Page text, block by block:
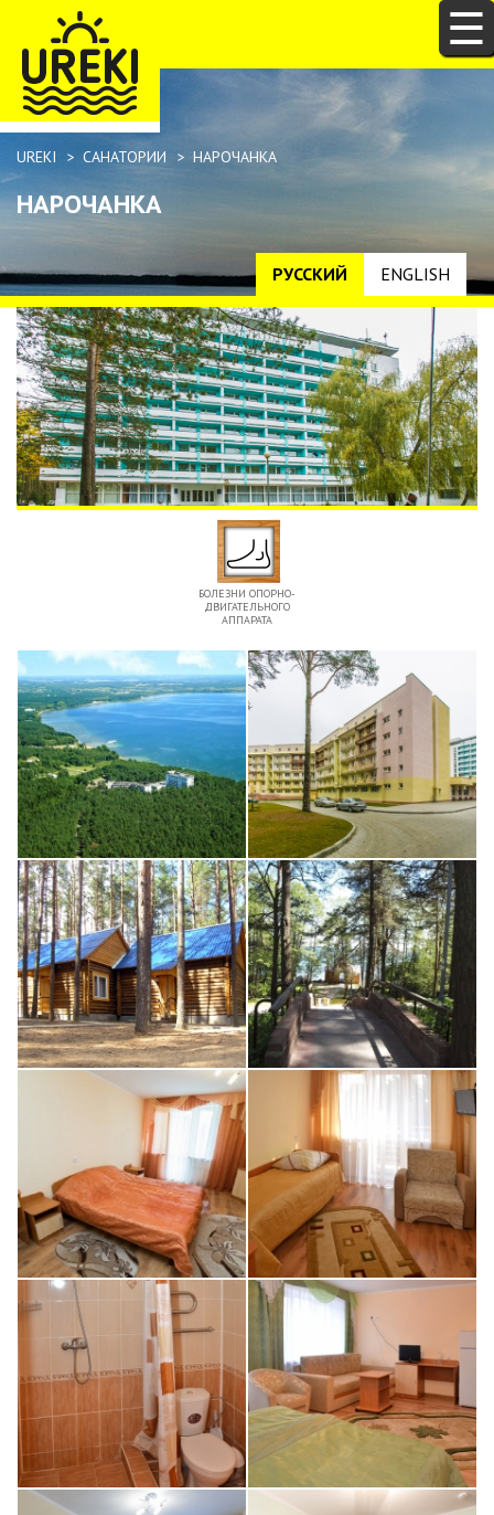
☰
ВЫ
ЗДЕСЬ
UREKI > САНАТОРИИ > НАРОЧАНКА
НАРОЧАНКА
РУССКИЙ ENGLISH
БОЛЕЗНИ ОПОРНО-
ДВИГАТЕЛЬНОГО
АППАРАТА